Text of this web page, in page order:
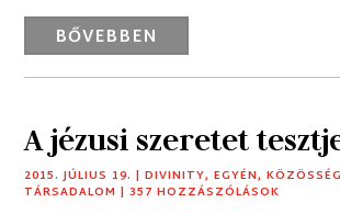
BŐVEBBEN
A jézusi szeretet
2015. JÚLIUS 19. |DIVINITY,EGYÉN,
TÁRSADALOM | 357 HOZZÁSZÓLÁSOK